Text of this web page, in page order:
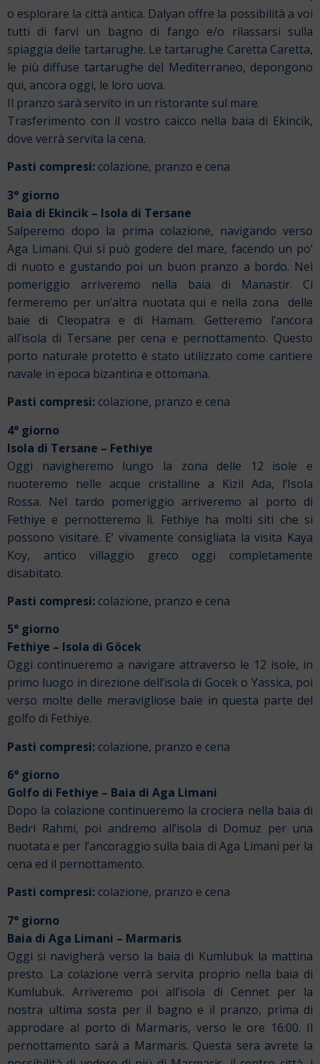
o esplorare la città antica. Dalyan offre la possibilità a voi
tutti di farvi un bagno di fango e/o rilassarsi sulla
spiaggia delle tartarughe. Le tartarughe Caretta Caretta,
le più diffuse tartarughe del Mediterraneo, depongono
qui, ancora oggi, le loro uova.
Il pranzo sarà servito in un ristorante sul mare.
Trasferimento con il vostro caicco nella baia di Ekincik,
dove verrà servita la cena.
Pasti compresi: colazione, pranzo e cena
3° giorno
Baia di Ekincik – Isola di Tersane
Salperemo dopo la prima colazione, navigando verso
Aga Limani. Qui si può godere del mare, facendo un po’
di nuoto e gustando poi un buon pranzo a bordo. Nel
pomeriggio arriveremo nella baia di Manastir. Ci
fermeremo per un’altra nuotata qui e nella zona delle
baie di Cleopatra e di Hamam. Getteremo l’ancora
all’isola di Tersane per cena e pernottamento. Questo
porto naturale protetto è stato utilizzato come cantiere
navale in epoca bizantina e ottomana.
Pasti compresi: colazione, pranzo e cena
4° giorno
Isola di Tersane – Fethiye
Oggi navigheremo lungo la zona delle 12 isole e
nuoteremo nelle acque cristalline a Kizil Ada, l’Isola
Rossa. Nel tardo pomeriggio arriveremo al porto di
Fethiye e pernotteremo lì. Fethiye ha molti siti che si
possono visitare. E’ vivamente consigliata la visita Kaya
Koy, antico villaggio greco oggi completamente
disabitato.
Pasti compresi: colazione, pranzo e cena
5° giorno
Fethiye – Isola di Göcek
Oggi continueremo a navigare attraverso le 12 isole, in
primo luogo in direzione dell’isola di Gocek o Yassica, poi
verso molte delle meravigliose baie in questa parte del
golfo di Fethiye.
Pasti compresi: colazione, pranzo e cena
6° giorno
Golfo di Fethiye – Baia di Aga Limani
Dopo la colazione continueremo la crociera nella baia di
Bedri Rahmi, poi andremo all’isola di Domuz per una
nuotata e per l’ancoraggio sulla baia di Aga Limani per la
cena ed il pernottamento.
Pasti compresi: colazione, pranzo e cena
7° giorno
Baia di Aga Limani – Marmaris
Oggi si navigherà verso la baia di Kumlubuk la mattina
presto. La colazione verrà servita proprio nella baia di
Kumlubuk. Arriveremo poi all’isola di Cennet per la
nostra ultima sosta per il bagno e il pranzo, prima di
approdare al porto di Marmaris, verso le ore 16:00. Il
pernottamento sarà a Marmaris. Questa sera avrete la